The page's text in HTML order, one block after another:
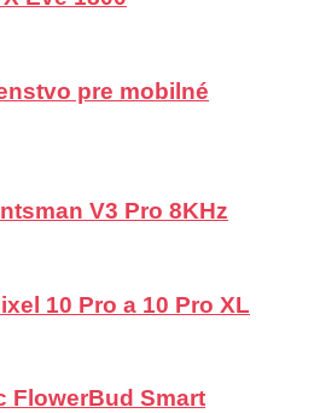
pre mobilné
V3 Pro 8KHz
10 Pro a 10 Pro XL
FlowerBud Smart